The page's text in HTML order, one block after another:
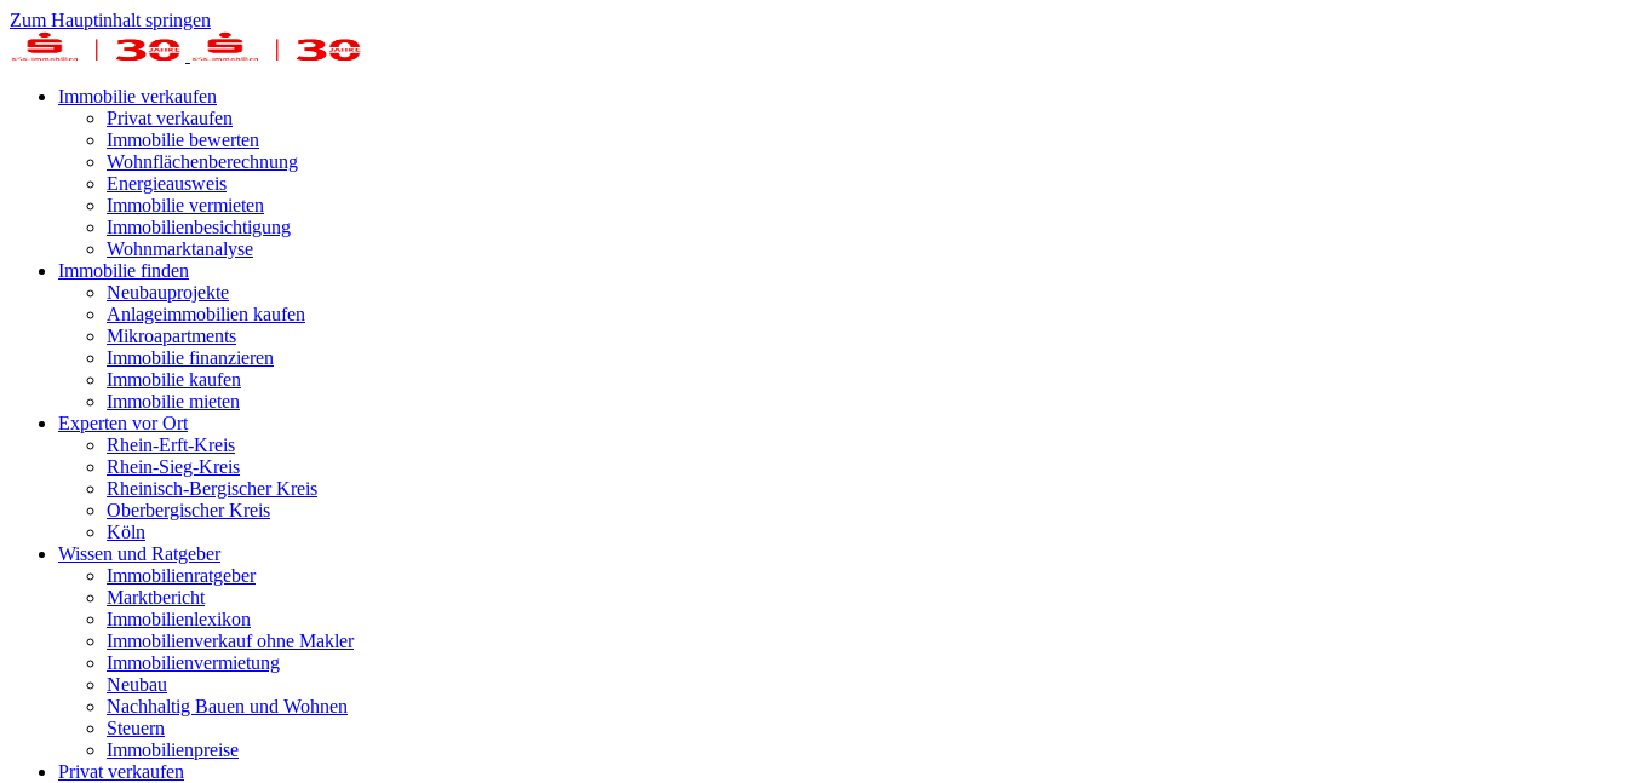
Zum Hauptinhalt springen
Immobilie verkaufen
Privat verkaufen
Immobilie bewerten
Wohnflächenberechnung
Energieausweis
Immobilie vermieten
Immobilienbesichtigung
Wohnmarktanalyse
Immobilie finden
Neubauprojekte
Anlageimmobilien kaufen
Mikroapartments
Immobilie finanzieren
Immobilie kaufen
Immobilie mieten
Experten vor Ort
Rhein-Erft-Kreis
Rhein-Sieg-Kreis
Rheinisch-Bergischer Kreis
Oberbergischer Kreis
Köln
Wissen und Ratgeber
Immobilienratgeber
Marktbericht
Immobilienlexikon
Immobilienverkauf ohne Makler
Immobilienvermietung
Neubau
Nachhaltig Bauen und Wohnen
Steuern
Immobilienpreise
Privat verkaufen